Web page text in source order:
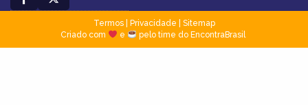
Termos| Privacidade
Sitemap
Criado com
e pelo time do EncontraBrasil